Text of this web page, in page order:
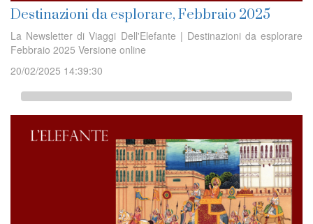
Destinazioni da esplorare, Febbraio 2025
La Newsletter di Viaggi Dell'Elefante | Destinazioni da esplorare
Febbraio 2025 Versione online
20/02/2025 14:39:30